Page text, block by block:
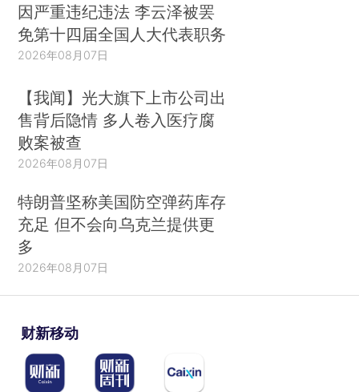
因严重违纪违法 李云泽被罢
免第十四届全国人大代表职务
2026年08月07日
【我闻】光大旗下上市公司出
售背后隐情 多人卷入医疗腐
败案被查
2026年08月07日
特朗普坚称美国防空弹药库存
充足 但不会向乌克兰提供更
多
2026年08月07日
财新移动